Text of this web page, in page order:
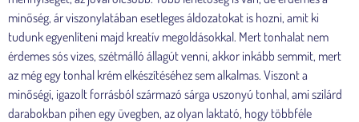
minőség, ár viszonylatában esetleges áldozatokat is hozni, amit ki
tudunk egyenlíteni majd kreatív megoldásokkal. Mert tonhalat nem
érdemes sós vizes, szétmálló állagút venni, akkor inkább semmit, mert
az még egy tonhal krém elkészítéséhez sem alkalmas. Viszont a
minőségi, igazolt forrásból származó sárga uszonyú tonhal, ami szilárd
darabokban pihen egy üvegben, az olyan laktató, hogy többféle